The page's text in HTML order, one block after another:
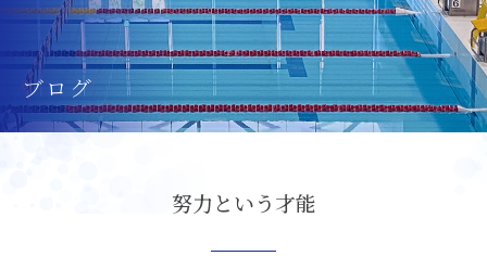
ブログ
努力という才能